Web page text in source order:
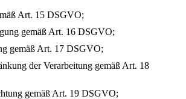
Art. 15 DSGVO;
gemäß Art. 16 DSGVO;
gemäß Art. 17 DSGVO;
der Verarbeitung gemäß Art. 18
gemäß Art. 19 DSGVO;